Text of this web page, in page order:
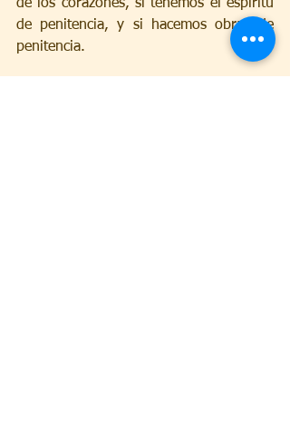
de los corazones, si tenemos el espíritu
de penitencia, y si hacemos obras de
penitencia.